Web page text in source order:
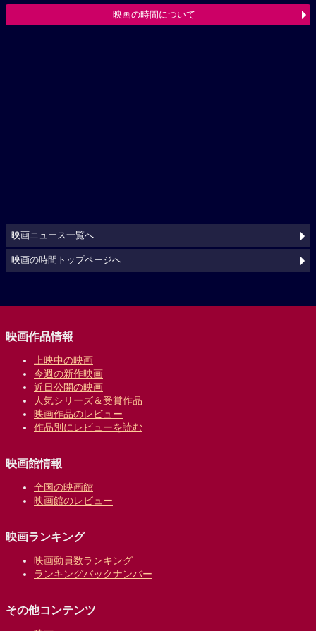
映画の時間について
映画ニュース一覧へ
映画の時間トップページへ
映画作品情報
上映中の映画
今週の新作映画
近日公開の映画
人気シリーズ＆受賞作品
映画作品のレビュー
作品別にレビューを読む
映画館情報
全国の映画館
映画館のレビュー
映画ランキング
映画動員数ランキング
ランキングバックナンバー
その他コンテンツ